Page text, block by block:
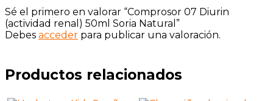
Sé el primero en valorar “Comprosor 07 Diurin
(actividad renal) 50ml Soria Natural”
Debes acceder para publicar una valoración.
Productos relacionados